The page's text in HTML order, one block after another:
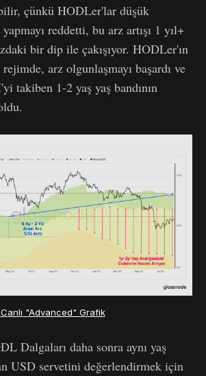
çünkü HODLer'lar düşük
reddetti, bu arz artışı 1 yıl+
bir dip ile çakışıyor. HODLer'ın
arz olgunlaşmayı başardı ve
takiben 1-2 yaş yaş bandının
Canlı "Advanced" Grafik
Dalgaları daha sonra aynı yaş
USD servetini değerlendirmek için